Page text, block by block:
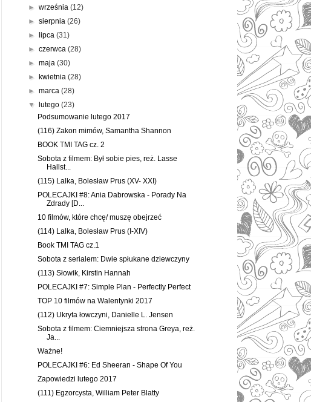
►września(12)
►sierpnia(26)
►
lipca(31)
►czerwca(28)
►maja(30)
► kwietnia(28)
►marca(28)
▼
lutego(23)
Podsumowanie lutego 2017
(116) Zakon mimów, Samantha Shannon
BOOK TMI TAG cz. 2
Sobota z filmem: Był sobie pies, reż. Lasse
Hallst...
(115) Lalka, Bolesław Prus (XV- XXI)
POLECAJKI #8: Ania Dabrowska - Porady Na
Zdrady [D...
10 filmów, które chcę/ muszę obejrzeć
(114) Lalka, Bolesław Prus (I-XIV)
Book TMI TAG cz.1
Sobota z serialem: Dwie spłukane dziewczyny
(113) Słowik, Kirstin Hannah
POLECAJKI #7: Simple Plan - Perfectly Perfect
TOP 10 filmów na Walentynki 2017
(112) Ukryta łowczyni, Danielle L. Jensen
Sobota z filmem: Ciemniejsza strona Greya, reż.
Ja...
Ważne!
POLECAJKI #6: Ed Sheeran - Shape Of You
Zapowiedzi lutego 2017
(111) Egzorcysta, William Peter Blatty